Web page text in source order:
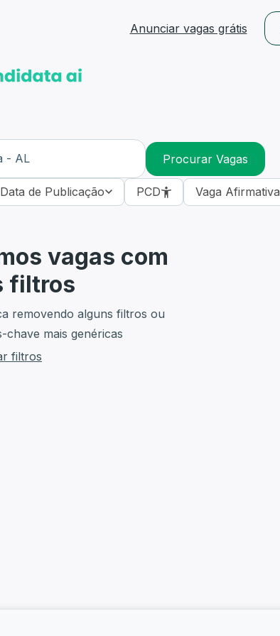
Anunciar vagas grátis
Procurar Vagas
Data de Publicação PCD Vaga Afirmativa
vagas com
filtros
removendo alguns filtros ou
mais genéricas
filtros